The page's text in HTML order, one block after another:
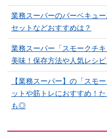
業務スーパーのバーベキュ
セットなどおすすめは？
業務スーパー「スモークチ
美味！保存方法や人気レシピ
【業務スーパー】の「スモ
ットや筋トレにおすすめ！
も◎